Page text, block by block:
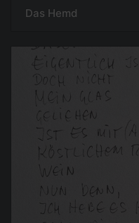
Das Hemd